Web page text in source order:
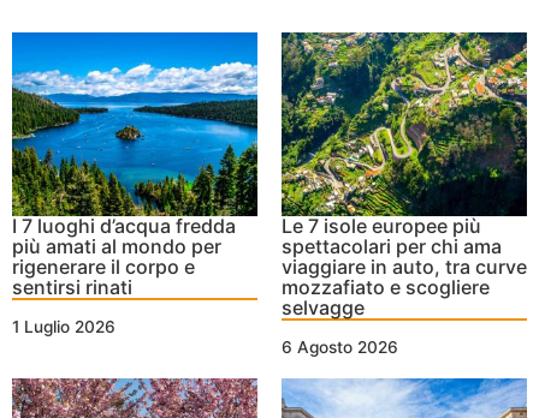
I 7 luoghi d’acqua fredda
più amati al mondo per
rigenerare il corpo e
sentirsi rinati
1 Luglio 2026
Le 7 isole europee più
spettacolari per chi ama
viaggiare in auto, tra curve
mozzafiato e scogliere
selvagge
6 Agosto 2026